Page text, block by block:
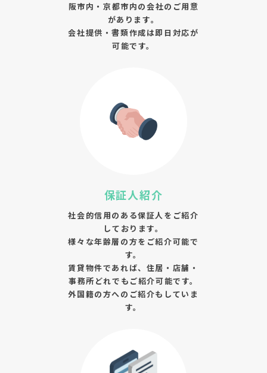
阪市内・京都市内の会社のご用意
があります。
会社提供・書類作成は即日対応が
可能です。
保証人紹介
社会的信用のある保証人をご紹介
しております。
様々な年齢層の方をご紹介可能で
す。
賃貸物件であれば、住居・店舗・
事務所どれでもご紹介可能です。
外国籍の方へのご紹介もしていま
す。